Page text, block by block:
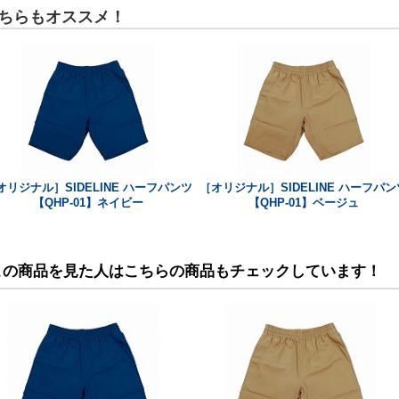
らもオススメ！
リジナル］SIDELINE ハーフパンツ
【QHP-01】ネイビー
［オリジナル］SIDELINE ハーフパン
【QHP-01】ベージュ
商品を見た人はこちらの商品もチェックしています！